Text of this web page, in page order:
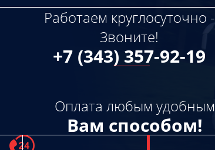
Работаем круглосуточно -
Звоните!
+7 (343) 357-92-19
Оплата любым удобным
Вам способом!